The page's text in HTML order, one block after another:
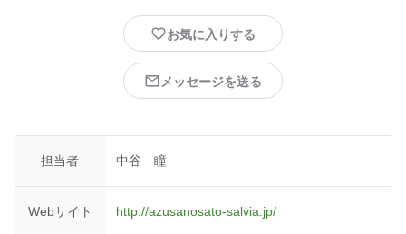
お気に入りする
メッセージを送る
担当者 中谷 瞳
Webサイト http://azusanosato-salvia.jp/